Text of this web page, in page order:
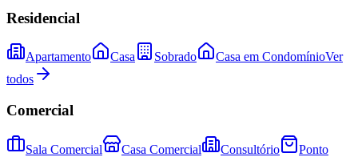
Residencial
Apartamento Casa Sobrado Casa em CondomínioVer
todos
Comercial
Sala Comercial Casa Comercial Consultório
Ponto